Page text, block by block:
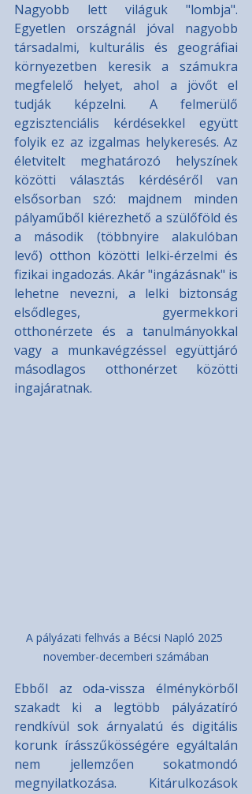
Nagyobb lett világuk "lombja".
Egyetlen országnál jóval nagyobb
társadalmi, kulturális és geográfiai
környezetben keresik a számukra
megfelelő helyet, ahol a jövőt el
tudják képzelni. A felmerülő
egzisztenciális kérdésekkel együtt
folyik ez az izgalmas helykeresés. Az
életvitelt meghatározó helyszínek
közötti választás kérdéséről van
elsősorban szó: majdnem minden
pályaműből kiérezhető a szülőföld és
a második (többnyire alakulóban
levő) otthon közötti lelki-érzelmi és
fizikai ingadozás. Akár "ingázásnak" is
lehetne nevezni, a lelki biztonság
elsődleges, gyermekkori
otthonérzete és a tanulmányokkal
vagy a munkavégzéssel együttjáró
másodlagos otthonérzet közötti
ingajáratnak.
A pályázati felhvás a Bécsi Napló 2025
november-decemberi számában
Ebből az oda-vissza élménykörből
szakadt ki a legtöbb pályázatíró
rendkívül sok árnyalatú és digitális
korunk írásszűkösségére egyáltalán
nem jellemzően sokatmondó
megnyilatkozása. Kitárulkozások